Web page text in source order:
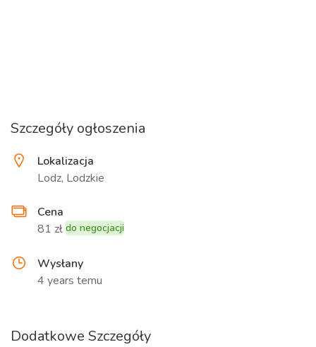
Szczegóły ogłoszenia
Lokalizacja
Lodz, Lodzkie
Cena
81 zł do negocjacji
Wysłany
4 years temu
Dodatkowe Szczegóły